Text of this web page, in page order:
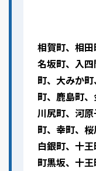
相賀町、相
名坂町、入
町、大みか
町、鹿島町、
川尻町、河
町、幸町、桜
白銀町、十
町黒坂、十